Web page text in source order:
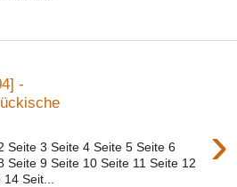
-
›
Seite 3 Seite 4 Seite 5 Seite 6
Seite 9 Seite 10 Seite 11 Seite 12
Seit...